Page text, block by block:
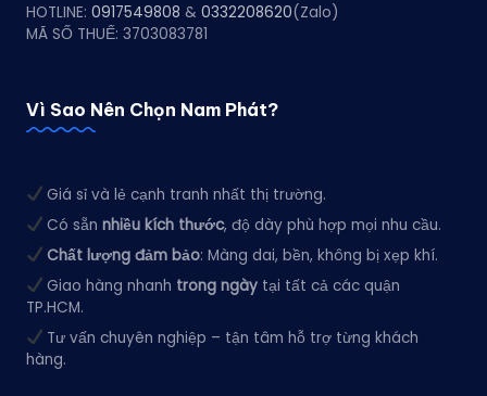
HOTLINE: 0917549808 & 0332208620(Zalo)
MÃ SỐ THUẾ: 3703083781
Vì Sao Nên Chọn Nam Phát?
Giá sỉ và lẻ cạnh tranh nhất thị trường.
Có sẵnnhiều kích thước, độ dày phù hợp mọi nhu cầu.
Chất lượng đảm bảo: Màng dai, bền, không bị xẹp khí.
Giao hàng nhanh trong ngày tại tất cả các quận
TP.HCM.
Tư vấn chuyên nghiệp – tận tâm hỗ trợ từng khách
hàng.